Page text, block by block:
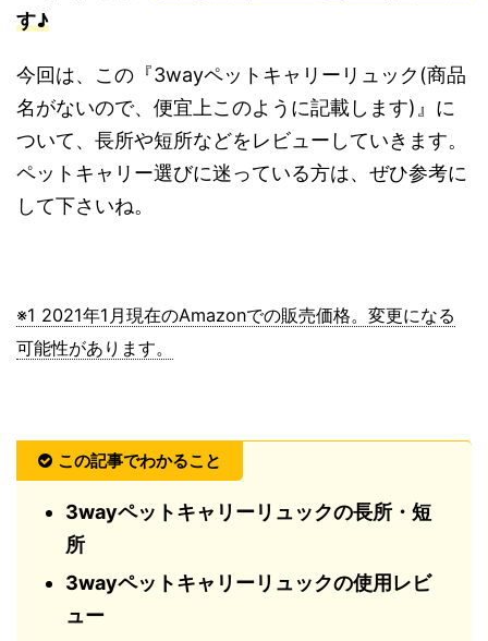
す♪
今回は、この『3wayペットキャリーリュック(商品
名がないので、便宜上このように記載します)』に
ついて、長所や短所などをレビューしていきます。
ペットキャリー選びに迷っている方は、ぜひ参考に
して下さいね。
※1 2021年1月現在のAmazonでの販売価格。変更になる
可能性があります。
この記事でわかること
3wayペットキャリーリュックの長所・短
所
3wayペットキャリーリュックの使用レビ
ュー